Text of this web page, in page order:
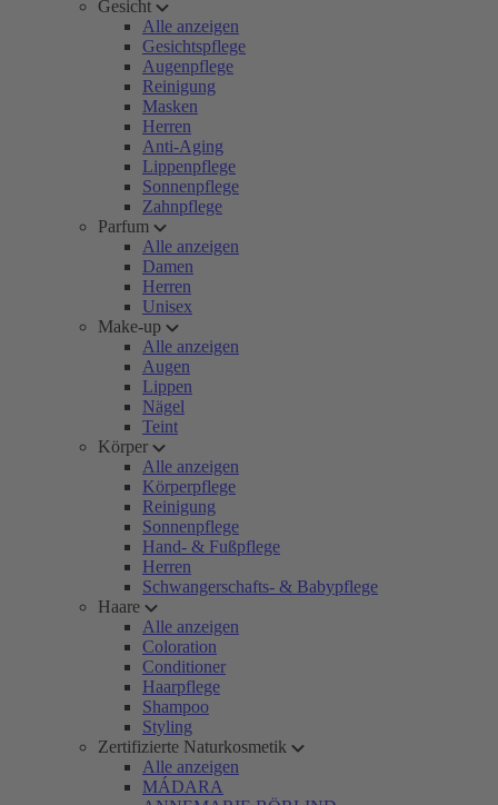
Gesicht
Alle anzeigen
Gesichtspflege
Augenpflege
Reinigung
Masken
Herren
Anti-Aging
Lippenpflege
Sonnenpflege
Zahnpflege
Parfum
Alle anzeigen
Damen
Herren
Unisex
Make-up
Alle anzeigen
Augen
Lippen
Nägel
Teint
Körper
Alle anzeigen
Körperpflege
Reinigung
Sonnenpflege
Hand- & Fußpflege
Herren
Schwangerschafts- & Babypflege
Haare
Alle anzeigen
Coloration
Conditioner
Haarpflege
Shampoo
Styling
Zertifizierte Naturkosmetik
Alle anzeigen
MÁDARA